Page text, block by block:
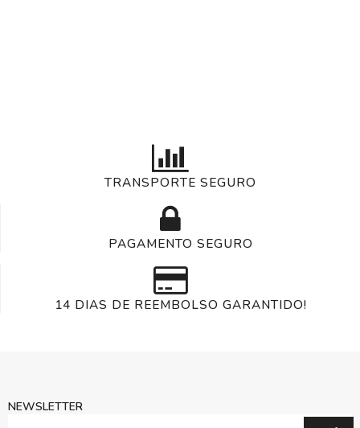
TRANSPORTE SEGURO
PAGAMENTO SEGURO
14 DIAS DE REEMBOLSO GARANTIDO!
NEWSLETTER